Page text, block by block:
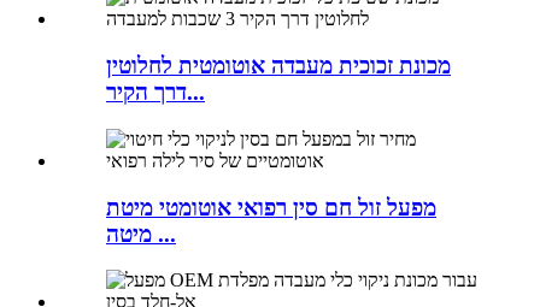
מכונת זכוכית מעבדה אוטומטית לחלוטין
דרך הקיר...
מפעל זול חם סין רפואי אוטומטי מיטת
מיטה ...